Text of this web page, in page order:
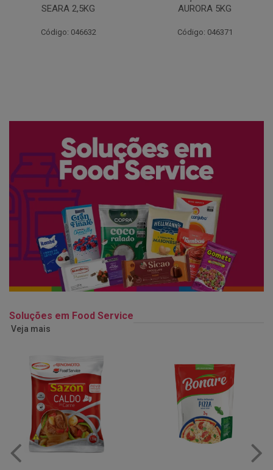
AURORA 5KG
Código: 046371
FATIADO PAKAN 200G
Código: 061522
Soluções em Food Service
Veja mais